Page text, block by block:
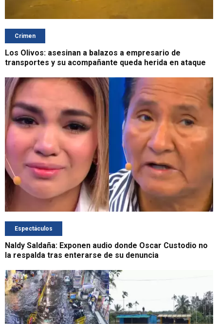
Crimen
Los Olivos: asesinan a balazos a empresario de
transportes y su acompañante queda herida en ataque
Espectáculos
Naldy Saldaña: Exponen audio donde Oscar Custodio no
la respalda tras enterarse de su denuncia